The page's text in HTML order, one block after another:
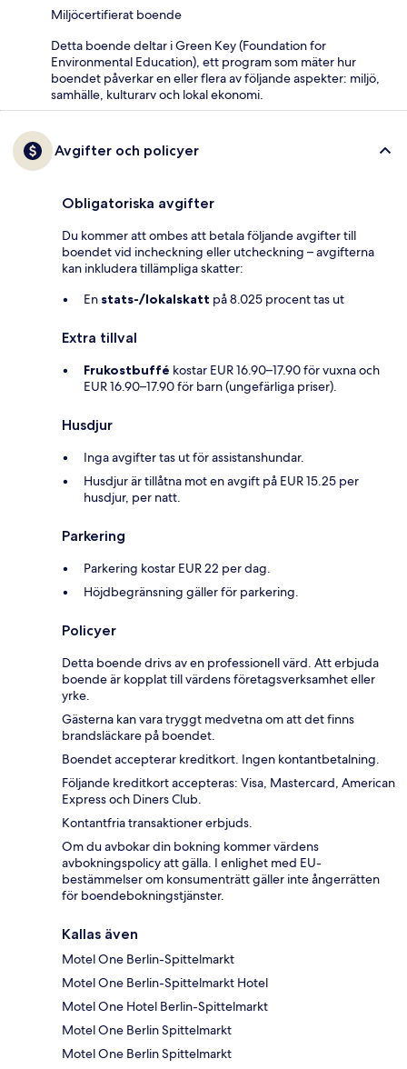
Miljöcertifierat boende
Detta boende deltar i Green Key (Foundation for
Environmental Education), ett program som mäter hur
boendet påverkar en eller flera av följande aspekter: miljö,
samhälle, kulturarv och lokal ekonomi.
Avgifter och policyer
Obligatoriska avgifter
Du kommer att ombes att betala följande avgifter till
boendet vid incheckning eller utcheckning – avgifterna
kan inkludera tillämpliga skatter:
En stats-/lokalskatt på 8.025 procent tas ut
Extra tillval
Frukostbuffé kostar EUR 16.90–17.90 för vuxna och
EUR 16.90–17.90 för barn (ungefärliga priser).
Husdjur
Inga avgifter tas ut för assistanshundar.
Husdjur är tillåtna mot en avgift på EUR 15.25 per
husdjur, per natt.
Parkering
Parkering kostar EUR 22 per dag.
Höjdbegränsning gäller för parkering.
Policyer
Detta boende drivs av en professionell värd. Att erbjuda
boende är kopplat till värdens företagsverksamhet eller
yrke.
Gästerna kan vara tryggt medvetna om att det finns
brandsläckare på boendet.
Boendet accepterar kreditkort. Ingen kontantbetalning.
Följande kreditkort accepteras: Visa, Mastercard, American
Express och Diners Club.
Kontantfria transaktioner erbjuds.
Om du avbokar din bokning kommer värdens
avbokningspolicy att gälla. I enlighet med EU-
bestämmelser om konsumenträtt gäller inte ångerrätten
för boendebokningstjänster.
Kallas även
Motel One Berlin-Spittelmarkt
Motel One Berlin-Spittelmarkt Hotel
Motel One Hotel Berlin-Spittelmarkt
Motel One Berlin Spittelmarkt
Motel One Berlin Spittelmarkt